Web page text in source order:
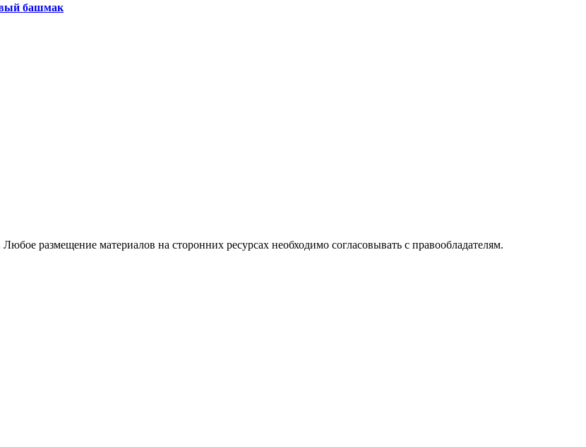
башмак
размещение материалов на сторонних ресурсах необходимо согласовывать с правообладателям.